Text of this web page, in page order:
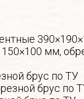
мм,
брус по ТУ
брус по